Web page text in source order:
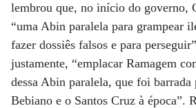
lembrou que, no início do governo,
“uma Abin paralela para grampear
fazer dossiês falsos e para
justamente, “emplacar Ramagem
dessa Abin paralela, que foi barrada
Bebiano e o Santos Cruz à época”.